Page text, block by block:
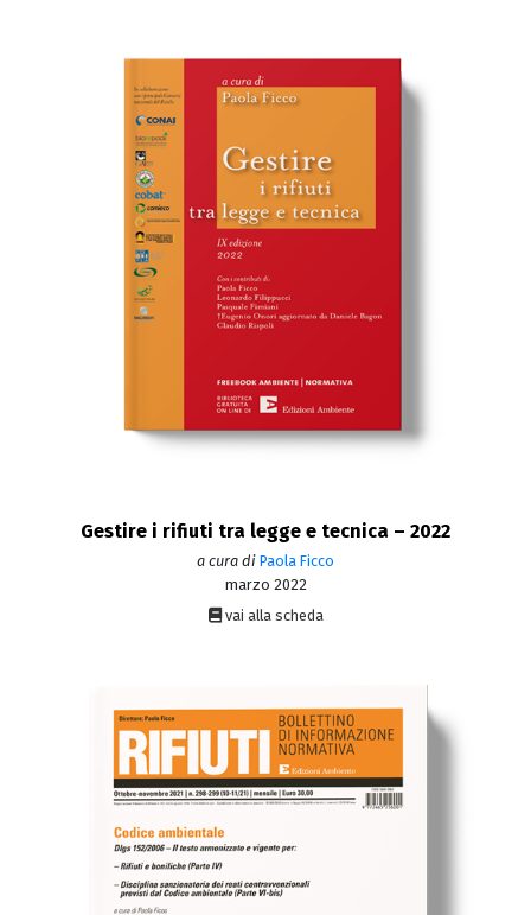
Gestire i rifiuti tra legge e tecnica – 2022
a cura di Paola Ficco
marzo 2022
vai alla scheda